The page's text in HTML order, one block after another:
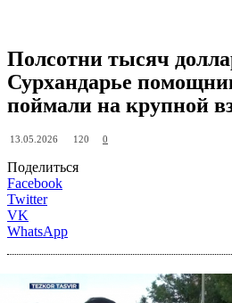
Полсотни тысяч
Сурхандарье
поймали на крупной
13.05.2026 120 0
Поделиться
Facebook
Twitter
VK
WhatsApp